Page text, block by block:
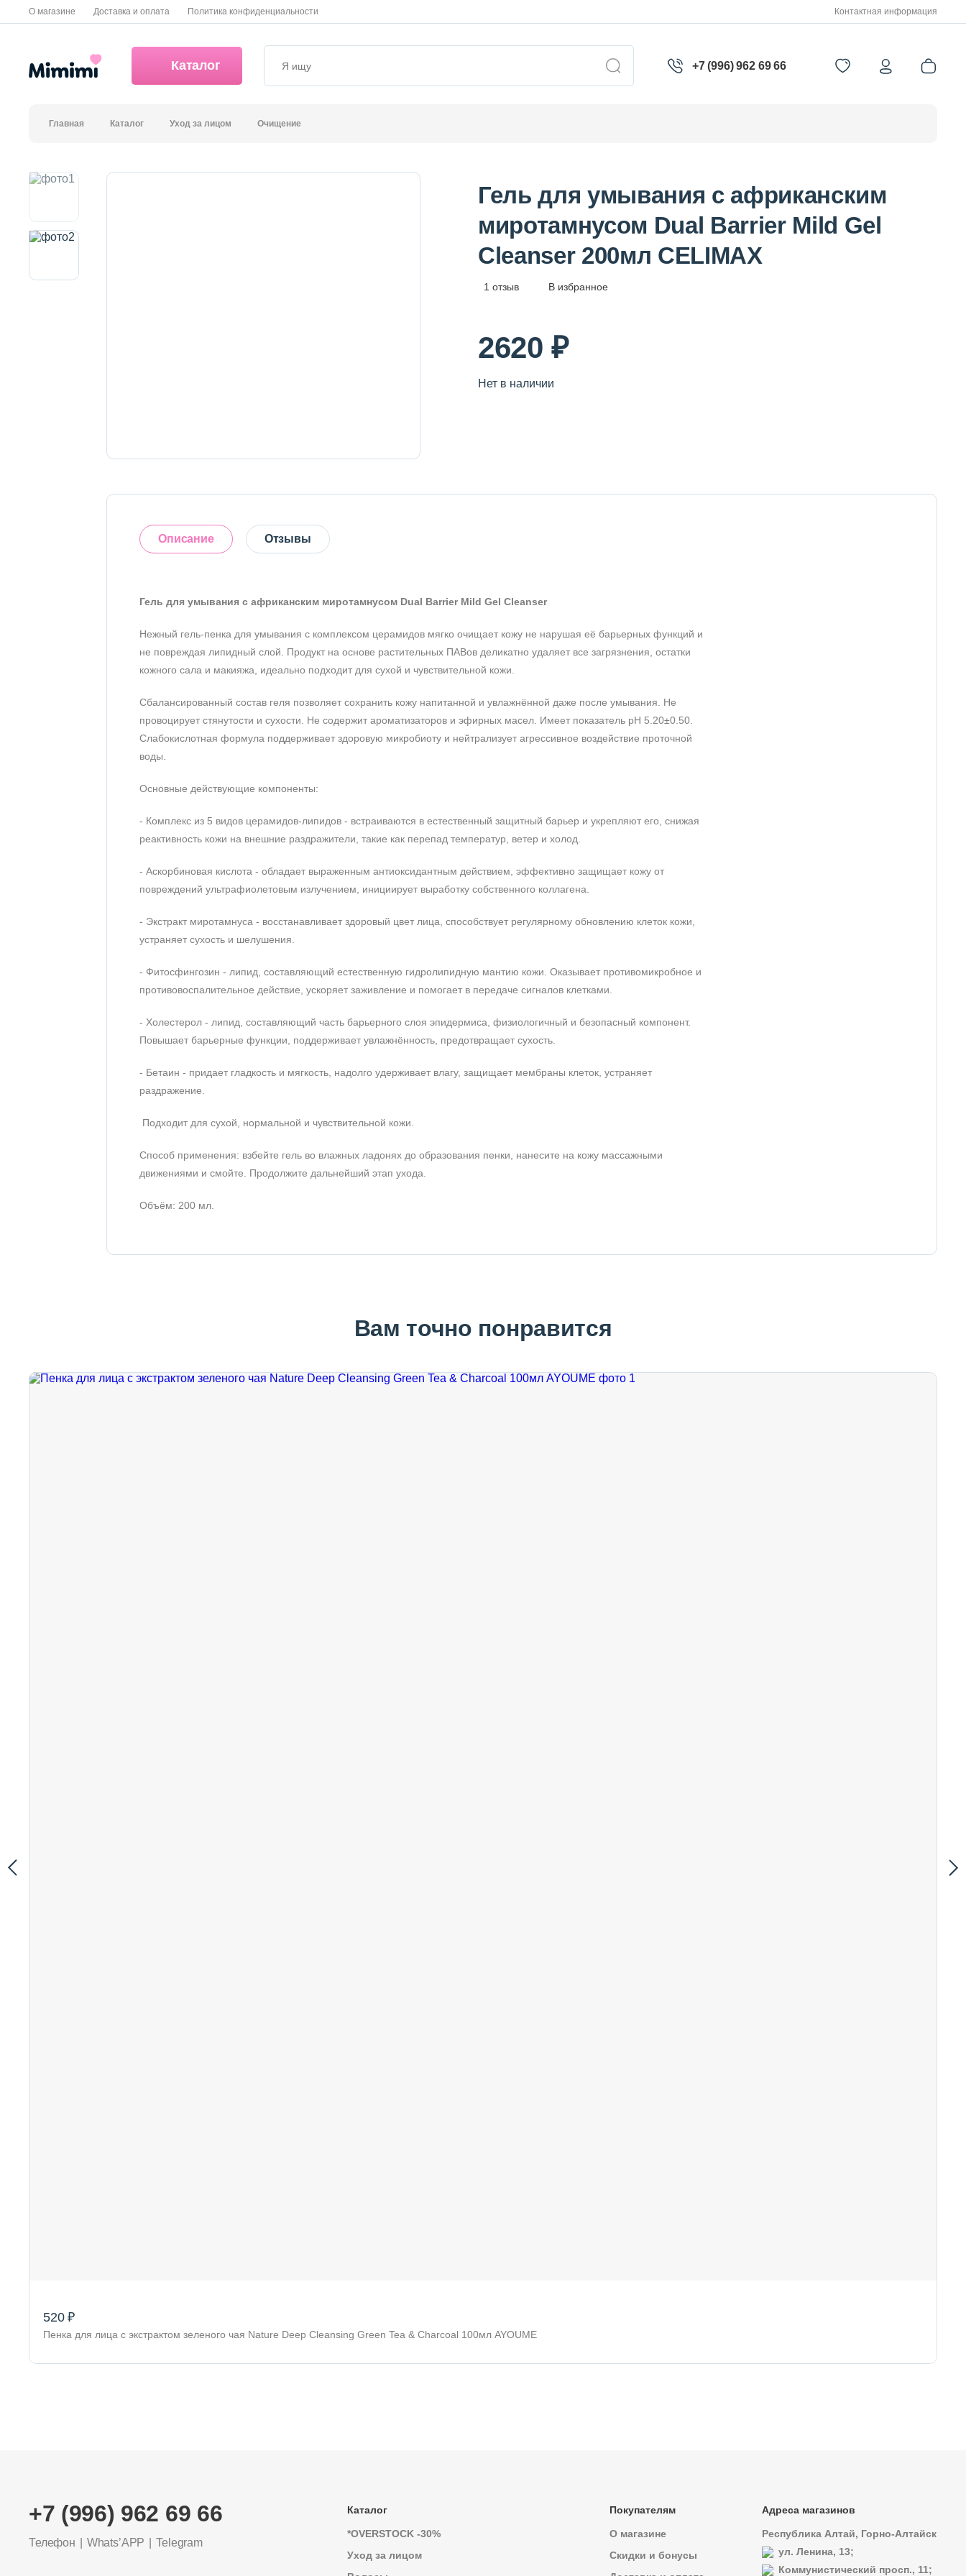
О магазине Доставка и оплата Политика конфиденциальности Контактная информация
Каталог +7 (996) 962 69 66
Главная Каталог Уход за лицом Очищение
Гель для умывания с африканским
миротамнусом Dual Barrier Mild Gel
Cleanser 200мл CELIMAX
1 отзыв В избранное
2620 ₽
Нет в наличии
Описание Отзывы
Гель для умывания с африканским миротамнусом Dual Barrier Mild Gel Cleanser
Нежный гель-пенка для умывания с комплексом церамидов мягко очищает кожу не нарушая её барьерных функций и
не повреждая липидный слой. Продукт на основе растительных ПАВов деликатно удаляет все загрязнения, остатки
кожного сала и макияжа, идеально подходит для сухой и чувствительной кожи.
Сбалансированный состав геля позволяет сохранить кожу напитанной и увлажнённой даже после умывания. Не
провоцирует стянутости и сухости. Не содержит ароматизаторов и эфирных масел. Имеет показатель pH 5.20±0.50.
Слабокислотная формула поддерживает здоровую микробиоту и нейтрализует агрессивное воздействие проточной
воды.
Основные действующие компоненты:
- Комплекс из 5 видов церамидов-липидов - встраиваются в естественный защитный барьер и укрепляют его, снижая
реактивность кожи на внешние раздражители, такие как перепад температур, ветер и холод.
- Аскорбиновая кислота - обладает выраженным антиоксидантным действием, эффективно защищает кожу от
повреждений ультрафиолетовым излучением, инициирует выработку собственного коллагена.
- Экстракт миротамнуса - восстанавливает здоровый цвет лица, способствует регулярному обновлению клеток кожи,
устраняет сухость и шелушения.
- Фитосфингозин - липид, составляющий естественную гидролипидную мантию кожи. Оказывает противомикробное и
противовоспалительное действие, ускоряет заживление и помогает в передаче сигналов клетками.
- Холестерол - липид, составляющий часть барьерного слоя эпидермиса, физиологичный и безопасный компонент.
Повышает барьерные функции, поддерживает увлажнённость, предотвращает сухость.
- Бетаин - придает гладкость и мягкость, надолго удерживает влагу, защищает мембраны клеток, устраняет
раздражение.
Подходит для сухой, нормальной и чувствительной кожи.
Способ применения: взбейте гель во влажных ладонях до образования пенки, нанесите на кожу массажными
движениями и смойте. Продолжите дальнейший этап ухода.
Объём: 200 мл.
5
На основании 1 отзыва
2
0%
3
0%
4
0%
5
Дарья
Очень приятный гель, густой, хорошо пенится. Кожа после него мягкая, не стягивает.
Запах еле уловимый. Расход минимальный, хватит надолго. Для моей комби-кожи
подошел хорошо!
Вам точно понравится
520 ₽
Пенка для лица с экстрактом зеленого чая Nature Deep Cleansing Green Tea & Charcoal 100мл AYOUME
+7 (996) 962 69 66
Телефон Whats’APP Telegram
Каталог
*OVERSTOCK -30%
Уход за лицом
Покупателям
О магазине
Скидки и бонусы
Адреса магазинов
Республика Алтай, Горно-Алтайск
ул. Ленина, 13;
Коммунистический просп., 11;